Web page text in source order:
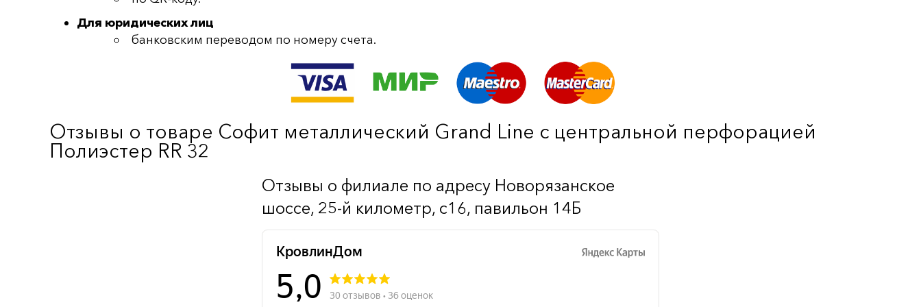
Для юридических лиц
банковским переводом по номеру счета.
Отзывы о товаре Софит металлический Grand Line c центральной перфорацией
Полиэстер RR 32
Отзывы о филиале по адресу Новорязанское
шоссе, 25-й километр, с16, павильон 14Б